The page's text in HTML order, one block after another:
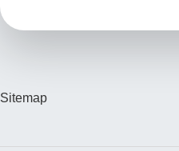
Sitemap